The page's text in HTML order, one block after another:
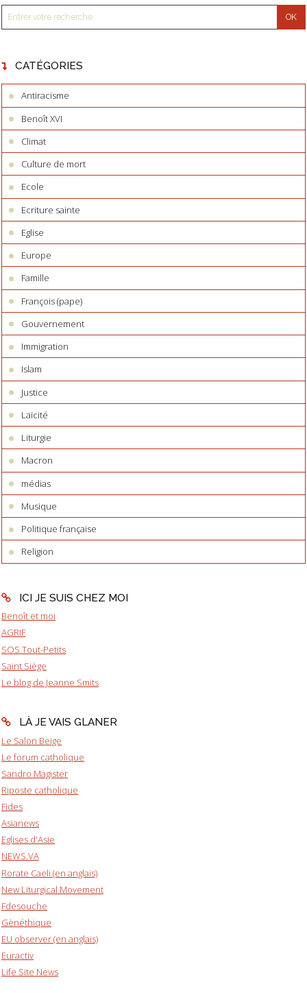
CATÉGORIES
Antiracisme
Benoît XVI
Climat
Culture de mort
Ecole
Ecriture sainte
Eglise
Europe
Famille
François (pape)
Gouvernement
Immigration
Islam
Justice
Laïcité
Liturgie
Macron
médias
Musique
Politique française
Religion
ICI JE SUIS CHEZ MOI
Benoît et moi
AGRIF
SOS Tout-Petits
Saint Siège
Le blog de Jeanne Smits
LÀ JE VAIS GLANER
Le Salon Beige
Le forum catholique
Sandro Magister
Riposte catholique
Fides
Asianews
Eglises d'Asie
NEWS.VA
Rorate Caeli (en anglais)
New Liturgical Movement
Fdesouche
Gènéthique
EU observer (en anglais)
Euractiv
Life Site News